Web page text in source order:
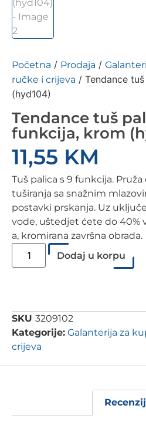
Početna / Prodaja /
ručke i crijeva / Tendance
(hyd104)
Tendance tuš
funkcija, krom
11,55 KM
Tuš palica s 9 funkcija.
tuširanja sa snažnim
postavki prskanja. Uz
vode, uštedjet ćete do 40%
a, kromirana završna obrada.
Dodaj u korpu
SKU 3209102
Kategorije: Galanterija za
crijeva